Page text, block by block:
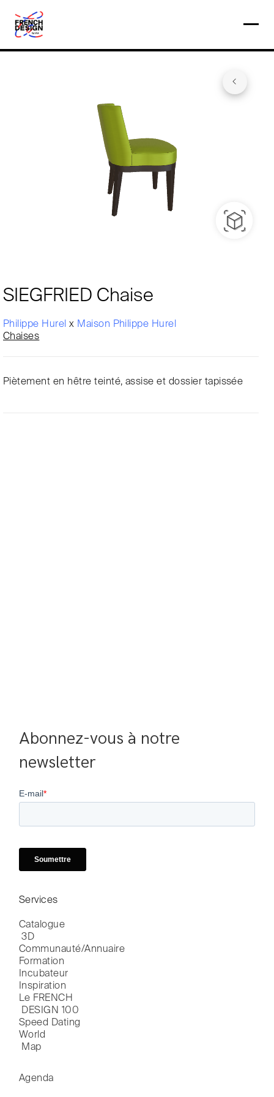
SIEGFRIED Chaise
Philippe Hurelx Maison Philippe Hurel
Chaises
Piètement en hêtre teinté, assise et dossier tapissée
Abonnez-vous à notre
newsletter
Services
Catalogue
3D
Communauté/Annuaire
Formation
Incubateur
Inspiration
Le FRENCH
DESIGN 100
Speed Dating
World
Map
Agenda